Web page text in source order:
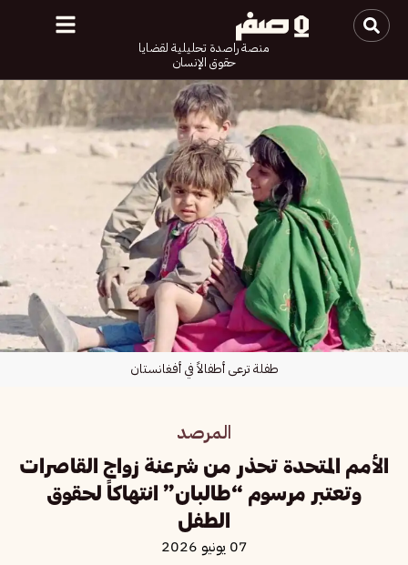
منصة راصدة تحليلية لقضايا
حقوق الإنسان
المرصد
الأمم المتحدة تحذر من شرعنة زواج القاصرات
وتعتبر مرسوم “طالبان” انتهاكاً لحقوق
الطفل
07 يونيو 2026
طفلة ترعى أطفالاً في أفغانستان